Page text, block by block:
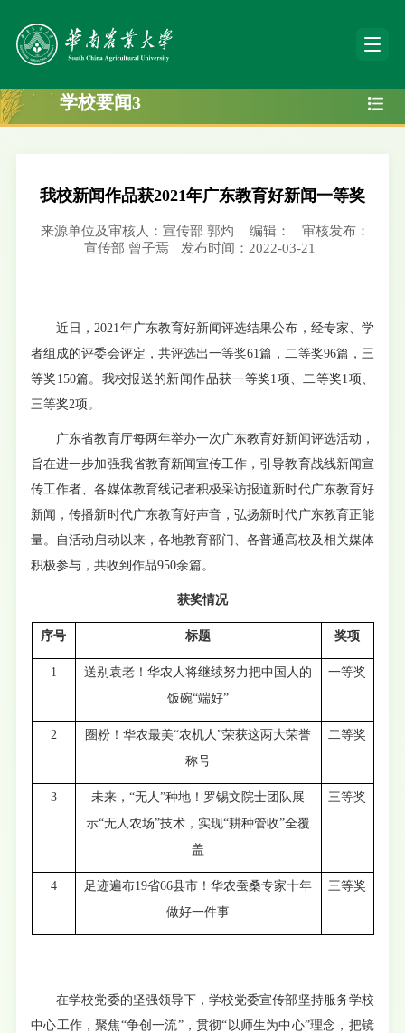
学校要闻3
我校新闻作品获2021年广东教育好新闻一等奖
来源单位及审核人：宣传部 郭灼 编辑：
审核发布：
宣传部 曾子焉
发布时间：2022-03-21
近日，2021年广东教育好新闻评选结果公布，经专家、学
者组成的评委会评定，共评选出一等奖61篇，二等奖96篇，三
等奖150篇。我校报送的新闻作品获一等奖1项、二等奖1项、
三等奖2项。
广东省教育厅每两年举办一次广东教育好新闻评选活动，
旨在进一步加强我省教育新闻宣传工作，引导教育战线新闻宣
传工作者、各媒体教育线记者积极采访报道新时代广东教育好
新闻，传播新时代广东教育好声音，弘扬新时代广东教育正能
量。自活动启动以来，各地教育部门、各普通高校及相关媒体
积极参与，共收到作品950余篇。
获奖情况
序号 标题 奖项
1
送别袁老！华农人将继续努力把中国人的
饭碗“端好”
一等奖
2 圈粉！华农最美“农机人 ”荣获这两大荣誉
称号
二等奖
3 未来， “无人 ”种地！罗锡文院士团队展
示“无人农场”技术，实现“耕种管收”全覆
盖
三等奖
4 足迹遍布19省66县市！华农蚕桑专家十年
做好一件事
三等奖
在学校党委的坚强领导下，学校党委宣传部坚持服务学校
中心工作，聚焦“争创一流”，贯彻“以师生为中心”理念，把镜